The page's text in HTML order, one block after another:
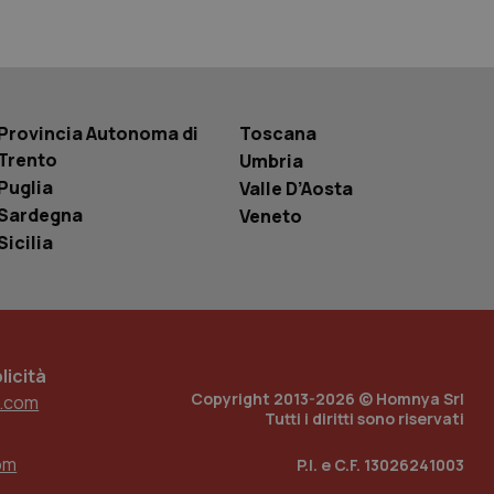
Autonoma di
Toscana
Umbria
Valle D’Aosta
Veneto
Copyright 2013-2026 © Homnya Srl
Tutti i diritti sono riservati
P.I. e C.F. 13026241003